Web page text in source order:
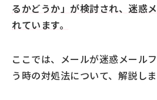
るかどうか」が検討され、迷惑
れています。
ここでは、メールが迷惑メール
う時の対処法について、解説しま